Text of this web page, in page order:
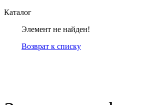
Каталог
Элемент не найден!
Возврат к списку